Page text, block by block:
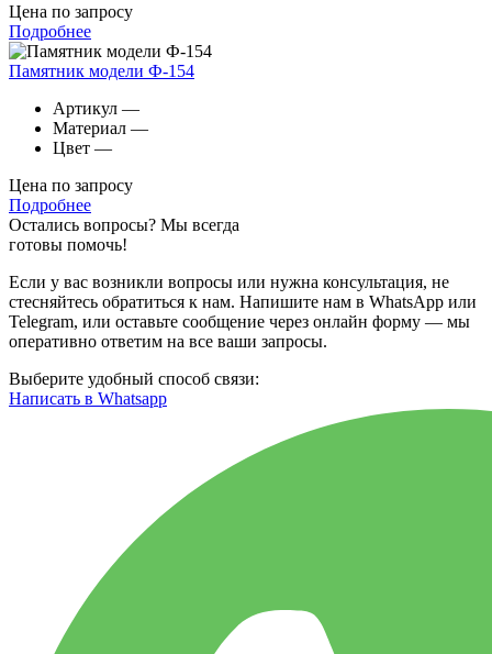
Цена по запросу
Подробнее
Памятник модели Ф-154
Артикул —
Материал —
Цвет —
Цена по запросу
Подробнее
Остались вопросы? Мы всегда
готовы помочь!
Если у вас возникли вопросы или нужна консультация, не
стесняйтесь обратиться к нам. Напишите нам в WhatsApp или
Telegram, или оставьте сообщение через онлайн форму — мы
оперативно ответим на все ваши запросы.
Выберите удобный способ связи:
Написать в Whatsapp